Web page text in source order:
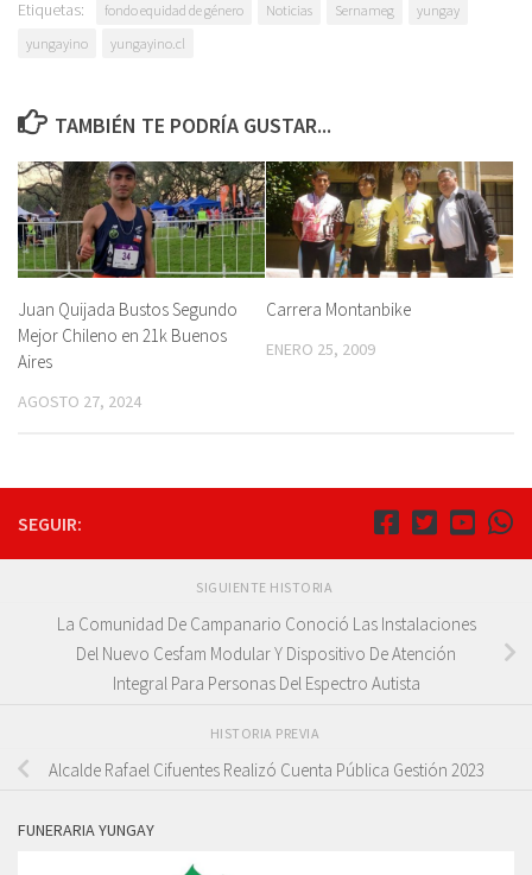
Etiquetas: fondo equidad de género Noticias Sernameg
yungay
yungayino
yungayino.cl
TAMBIÉN TE PODRÍA GUSTAR...
Juan Quijada Bustos Segundo
Mejor Chileno en 21k Buenos
Aires
AGOSTO 27, 2024
Carrera Montanbike
ENERO 25, 2009
SEGUIR:
SIGUIENTE HISTORIA
La Comunidad De Campanario Conoció Las Instalaciones
Del Nuevo Cesfam Modular Y Dispositivo De Atención
Integral Para Personas Del Espectro Autista
HISTORIA PREVIA
Alcalde Rafael Cifuentes Realizó Cuenta Pública Gestión 2023
FUNERARIA YUNGAY